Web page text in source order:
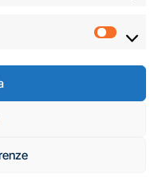
Italus